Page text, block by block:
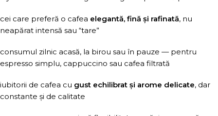
cei care preferă o cafea elegantă, fină și rafinată, nu
neapărat intensă sau “tare”
consumul zilnic acasă, la birou sau în pauze — pentru
espresso simplu, cappuccino sau cafea filtrată
iubitorii de cafea cu gust echilibrat și arome delicate, dar
constante și de calitate